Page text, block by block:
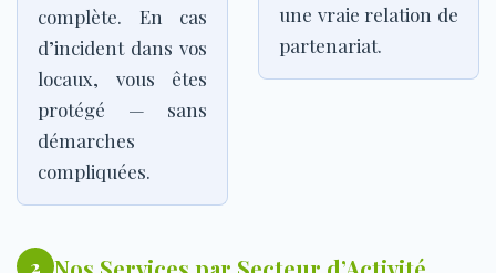
complète. En cas
d’incident dans vos
locaux, vous êtes
protégé — sans
démarches
compliquées.
une vraie relation de
partenariat.
2